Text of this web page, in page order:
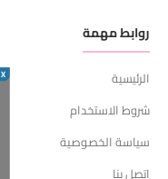
روابط مهمة
الرئيسية
شروط الاستخدام
سياسة الخصوصية
اتصل بنا
X